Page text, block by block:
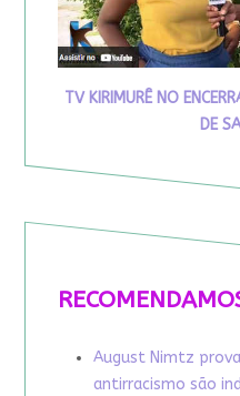
TV KIRIMURÊ NO
DE
August Nimtz
antirracismo são